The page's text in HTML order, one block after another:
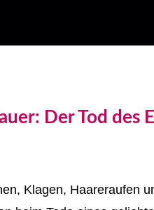
Der Tod des
Klagen, Haareraufen